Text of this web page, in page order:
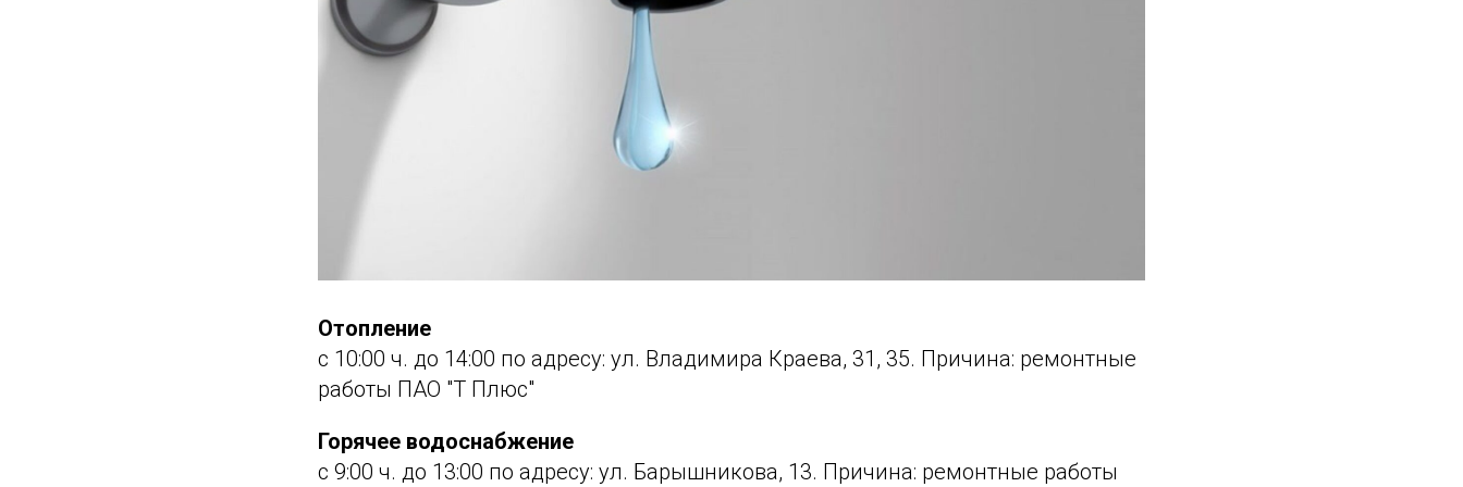
Отопление
с 10:00 ч. до 14:00 по адресу: ул. Владимира Краева, 31, 35. Причина: ремонтные
работы ПАО "Т Плюс"
Горячее водоснабжение
с 9:00 ч. до 13:00 по адресу: ул. Барышникова, 13. Причина: ремонтные работы